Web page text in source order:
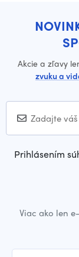
Akcie a zľavy
zvuku a
Prihlásením
Viac ako len